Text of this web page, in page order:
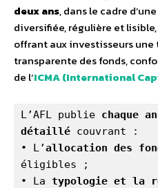
deux ans, dans le cadre
diversifiée, régulière et
offrant aux investisseurs
transparente des fonds,
de l’ICMA (International
L’AFL publie chaque
détaillé couvrant :
• L’allocation des
éligibles ;
• La typologie et la